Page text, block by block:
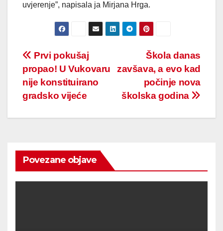
uvjerenje”, napisala ja Mirjana Hrga.
Post
navigation
Škola danas
zavšava, a evo kad
počinje nova
školska godina
Prvi pokušaj
propao! U Vukovaru
nije konstituirano
gradsko vijeće
Povezane objave